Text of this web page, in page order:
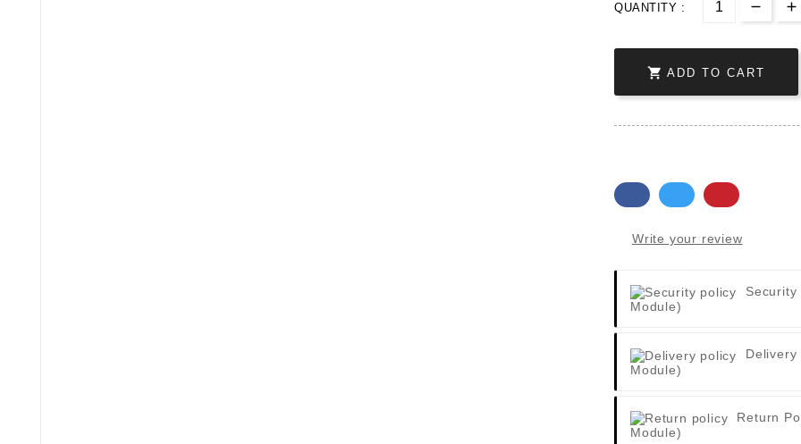
QUANTITY :
 ADD TO CART
Write your review
Security
Module)
Delivery
Module)
Return
Module)